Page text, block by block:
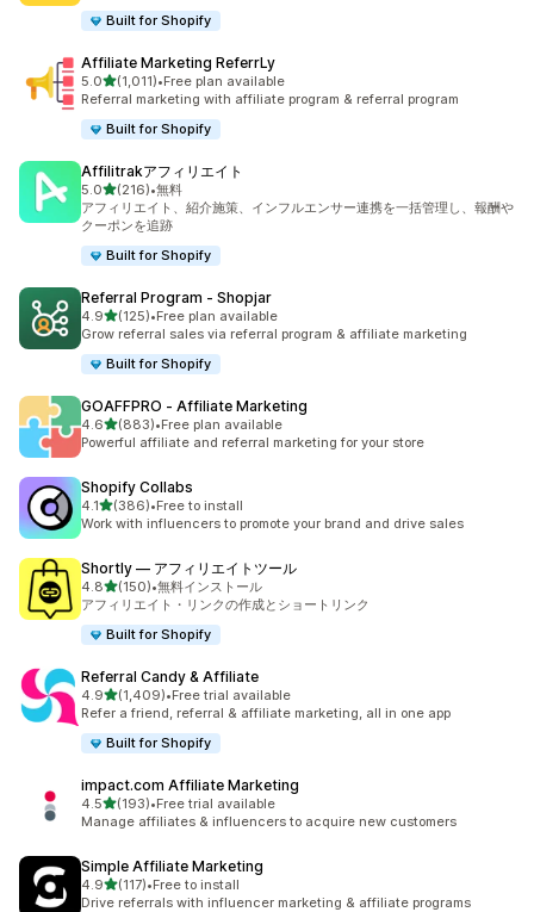
Built for Shopify
Affiliate Marketing ReferrLy
5.05つ星中
(1,011)
合計レビュー数：1011件
•Free plan available
Referral marketing with affiliate program & referral program
Built for Shopify
Affilitrakアフィリエイト
5.05つ星中
(216)
合計レビュー数：216件
•無料
アフィリエイト、紹介施策、インフルエンサー連携を一括管理し、報酬や
クーポンを追跡
Built for Shopify
Referral Program ‑ Shopjar
4.95つ星中
(125)
合計レビュー数：125件
•Free plan available
Grow referral sales via referral program & affiliate marketing
Built for Shopify
GOAFFPRO ‑ Affiliate Marketing
4.65つ星中
(883)
合計レビュー数：883件
•Free plan available
Powerful affiliate and referral marketing for your store
Shopify Collabs
4.15つ星中
(386)
合計レビュー数：386件
•Free to install
Work with influencers to promote your brand and drive sales
Shortly — アフィリエイトツール
4.85つ星中
(150)
合計レビュー数：150件
•無料インストール
アフィリエイト・リンクの作成とショートリンク
Built for Shopify
Referral Candy & Affiliate
4.95つ星中
(1,409)
合計レビュー数：1409件
•Free trial available
Refer a friend, referral & affiliate marketing, all in one app
Built for Shopify
impact.com Affiliate Marketing
4.55つ星中
(193)
合計レビュー数：193件
•Free trial available
Manage affiliates & influencers to acquire new customers
Simple Affiliate Marketing
4.95つ星中
(117)
合計レビュー数：117件
•Free to install
Drive referrals with influencer marketing & affiliate programs